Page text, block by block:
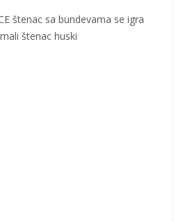
štenac sa bundevama se igra
štenac huski